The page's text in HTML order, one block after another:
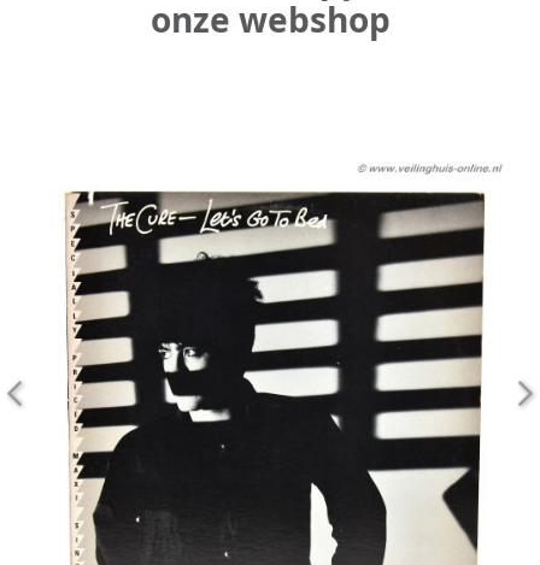
onze webshop